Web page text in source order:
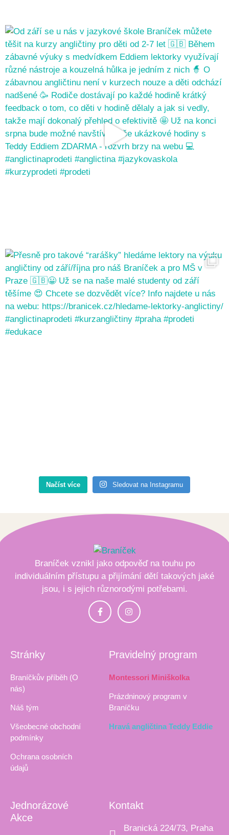
Načíst více Sledovat na Instagramu
Braníček vznikl jako odpověď na touhu po
individuálním přístupu a přijímání dětí takových jaké
jsou, i s jejich různorodými potřebami.
Stránky
Braníčkův příběh (O
nás)
Náš tým
Všeobecné obchodní
podmínky
Ochrana osobních
údajů
Pravidelný program
Montessori Miniškolka
Prázdninový program v
Braníčku
Hravá angličtina Teddy Eddie
Jednorázové
Akce
Kontakt
Branická 224/73, Praha